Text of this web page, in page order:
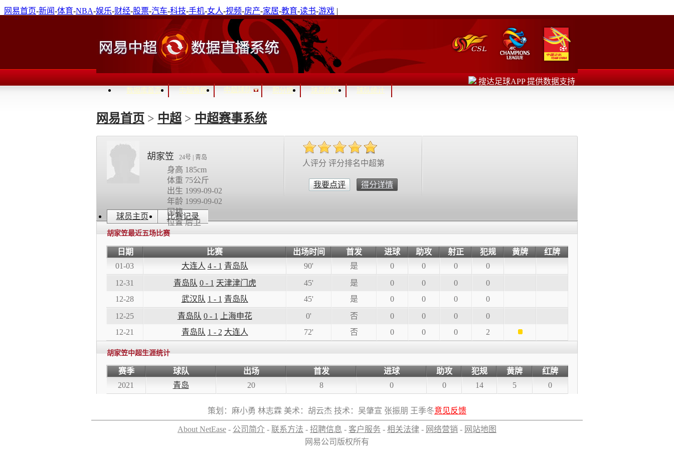
网易首页-新闻-体育-NBA-娱乐-财经-股票-汽车-科技-手机-女人-视频-房产-家居-教育-读书-游戏 |
数据库首页 中超赛程 中超球队 积分榜 球员统计 球队统计
搜达足球APP 提供数据支持
网易首页 > 中超 > 中超赛事系统
胡家笠 24号 | 青岛
身高 185cm
体重 75公斤
出生 1999-09-02
年龄 1999-09-02
国籍
位置 后卫
人评分 评分排名中超第
我要点评 得分详情
球员主页 比赛记录
胡家笠最近五场比赛
日期 比赛 出场时间 首发 进球 助攻 射正 犯规 黄牌
红牌
01-03
大连人 4 - 1 青岛队 90' 是 0 0 0
0
12-31
青岛队 0 - 1 天津津门虎 45' 是 0 0 0
0
12-28
武汉队 1 - 1 青岛队 45' 是 0 0 0
0
12-25
青岛队 0 - 1 上海申花 0' 否 0 0 0
0
12-21
青岛队 1 - 2 大连人 72' 否 0 0 0 2
胡家笠中超生涯统计
赛季 球队 出场 首发 进球 助攻 犯规 黄牌
红牌
2021
青岛 20 8 0 0 14 5 0
策划：麻小勇 林志霖 美术：胡云杰 技术：吴肇宣 张振朋 王季冬意见反馈
About NetEase - 公司简介 - 联系方法 - 招聘信息 - 客户服务 - 相关法律 - 网络营销 - 网站地图
网易公司版权所有